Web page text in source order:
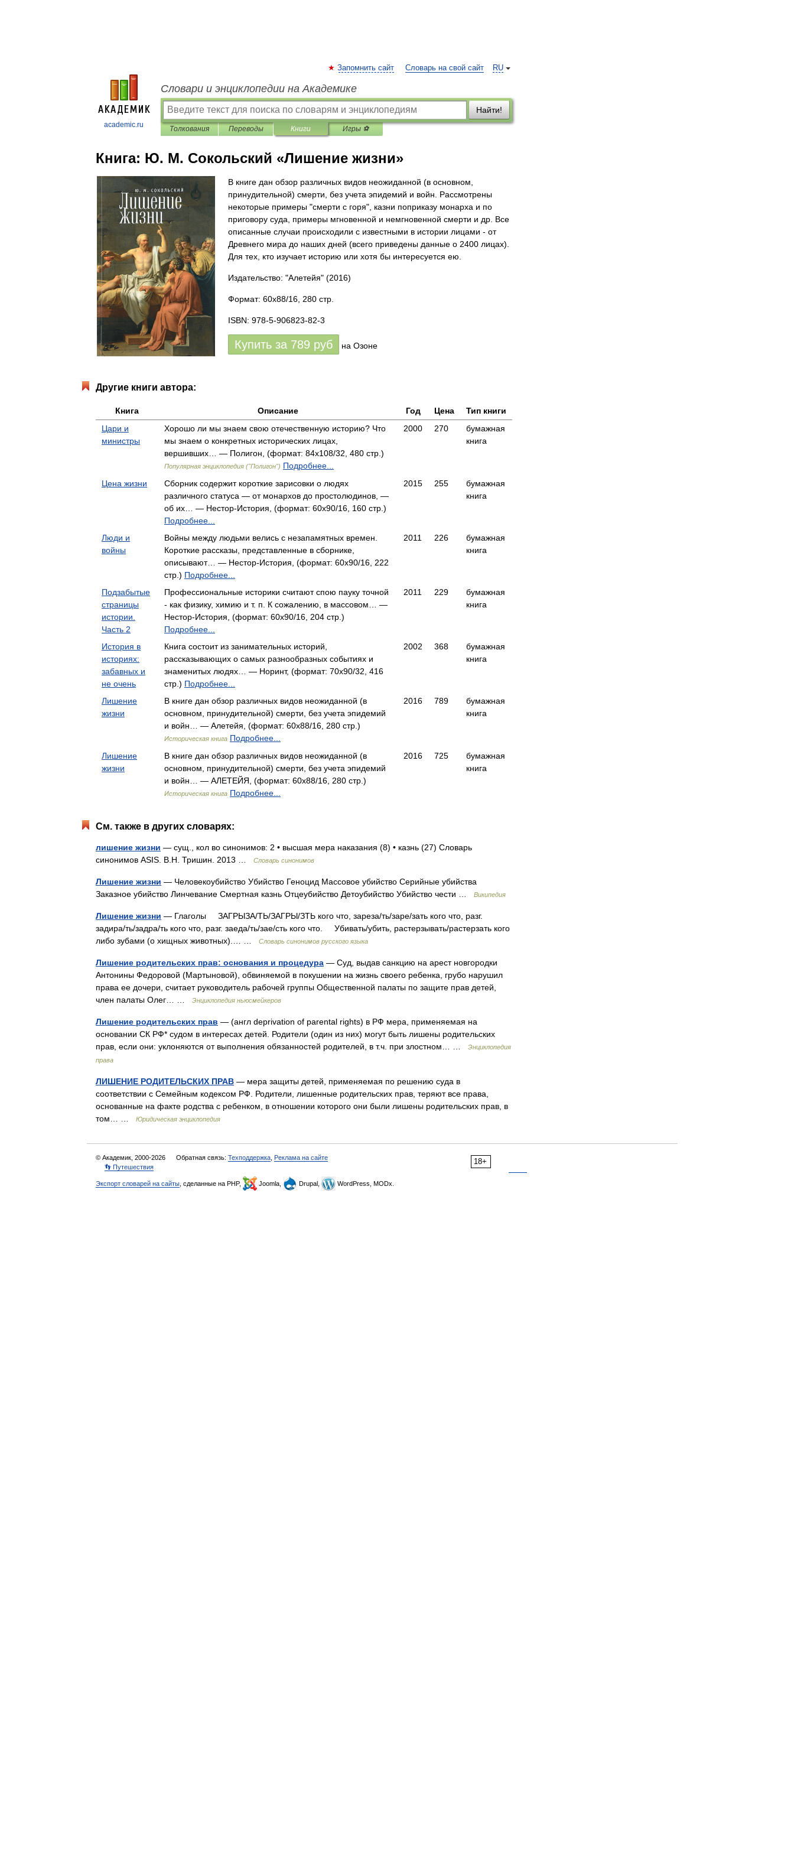
academic.ru
RU
Запомнить сайт Словарь на свой сайт
Словари и энциклопедии на Академике
Найти!
Толкования Переводы Книги Игры ⚽
Книга: Ю. М. Сокольский «Лишение жизни»
В книге дан обзор различных видов неожиданной (в основном,
принудительной) смерти, без учета эпидемий и войн. Рассмотрены
некоторые примеры "смерти с горя", казни поприказу монарха и по
приговору суда, примеры мгновенной и немгновенной смерти и др. Все
описанные случаи происходили с известными в истории лицами - от
Древнего мира до наших дней (всего приведены данные о 2400 лицах).
Для тех, кто изучает историю или хотя бы интересуется ею.
Издательство: "Алетейя" (2016)
Формат: 60x88/16, 280 стр.
ISBN: 978-5-906823-82-3
Купить за 789 руб на Озоне
Другие книги автора:
Книга Описание Год Цена
Тип книги
Цари и
министры
Хорошо ли мы знаем свою отечественную историю? Что
мы знаем о конкретных исторических лицах,
вершивших… — Полигон, (формат: 84x108/32, 480 стр.)
Популярная энциклопедия ("Полигон") Подробнее...
2000 270
бумажная
книга
Цена жизни
Сборник содержит короткие зарисовки о людях
различного статуса — от монархов до простолюдинов, —
об их… — Нестор-История, (формат: 60x90/16, 160 стр.)
Подробнее...
2015 255
бумажная
книга
Люди и
войны
Войны между людьми велись с незапамятных времен.
Короткие рассказы, представленные в сборнике,
описывают… — Нестор-История, (формат: 60x90/16, 222
стр.) Подробнее...
2011 226
бумажная
книга
Подзабытые
страницы
истории.
Часть 2
Профессиональные историки считают спою пауку точной
- как физику, химию и т. п. К сожалению, в массовом… —
Нестор-История, (формат: 60x90/16, 204 стр.)
Подробнее...
2011 229
бумажная
книга
История в
историях:
забавных и
не очень
Книга состоит из занимательных историй,
рассказывающих о самых разнообразных событиях и
знаменитых людях… — Норинт, (формат: 70x90/32, 416
стр.) Подробнее...
2002 368
бумажная
книга
Лишение
жизни
В книге дан обзор различных видов неожиданной (в
основном, принудительной) смерти, без учета эпидемий
и войн… — Алетейя, (формат: 60x88/16, 280 стр.)
Историческая книга Подробнее...
2016 789
бумажная
книга
Лишение
жизни
В книге дан обзор различных видов неожиданной (в
основном, принудительной) смерти, без учета эпидемий
и войн… — АЛЕТЕЙЯ, (формат: 60x88/16, 280 стр.)
Историческая книга Подробнее...
2016 725
бумажная
книга
См. также в других словарях:
лишение жизни — сущ., кол во синонимов: 2 • высшая мера наказания (8) • казнь (27) Словарь
синонимов ASIS. В.Н. Тришин. 2013 …
Словарь синонимов
Лишение жизни — Человекоубийство Убийство Геноцид Массовое убийство Серийные убийства
Заказное убийство Линчевание Смертная казнь Отцеубийство Детоубийство Убийство чести …
Википедия
Лишение жизни — Глаголы ЗАГРЫЗА/ТЬ/ЗАГРЫ/ЗТЬ кого что, зареза/ть/заре/зать кого что, разг.
задира/ть/задра/ть кого что, разг. заеда/ть/зае/сть кого что. Убивать/убить, растерзывать/растерзать кого
либо зубами (о хищных животных).… …
Словарь синонимов русского языка
Лишение родительских прав: основания и процедура — Суд, выдав санкцию на арест новгородки
Антонины Федоровой (Мартыновой), обвиняемой в покушении на жизнь своего ребенка, грубо нарушил
права ее дочери, считает руководитель рабочей группы Общественной палаты по защите прав детей,
член палаты Олег… …
Энциклопедия ньюсмейкеров
Лишение родительских прав — (англ deprivation of parental rights) в РФ мера, применяемая на
основании СК РФ* судом в интересах детей. Родители (один из них) могут быть лишены родительских
прав, если они: уклоняются от выполнения обязанностей родителей, в т.ч. при злостном… …
Энциклопедия
права
ЛИШЕНИЕ РОДИТЕЛЬСКИХ ПРАВ — мера защиты детей, применяемая по решению суда в
соответствии с Семейным кодексом РФ. Родители, лишенные родительских прав, теряют все права,
основанные на факте родства с ребенком, в отношении которого они были лишены родительских прав, в
том… …
Юридическая энциклопедия
18+
© Академик, 2000-2026 Обратная связь: Техподдержка Реклама на сайте
👣 Путешествия
Экспорт словарей на сайты , сделанные на PHP, Joomla, Drupal, WordPress, MODx.